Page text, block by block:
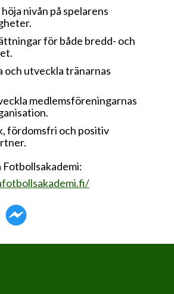
nivån på spelarens
för både bredd- och
och utveckla tränarnas
medlemsföreningarnas
fördomsfri och positiv
Fotbollsakademi: